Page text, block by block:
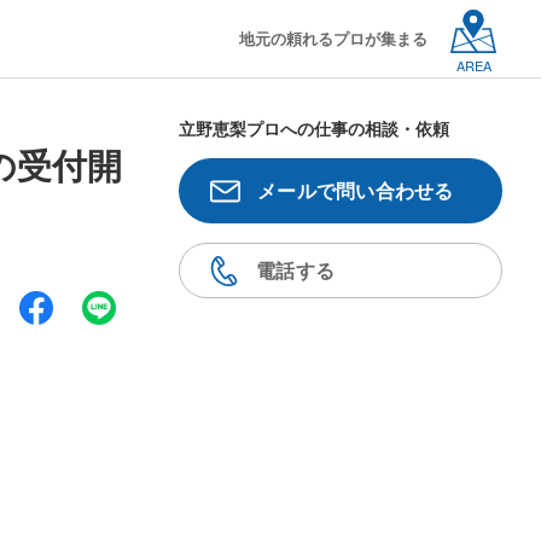
地元の頼れるプロが集まる
AREA
受付開
立野恵梨プロへの仕事の相談・依頼
メールで問い合わせる
電話する